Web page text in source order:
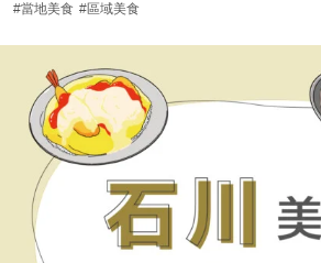
#當地美食 #區域美食